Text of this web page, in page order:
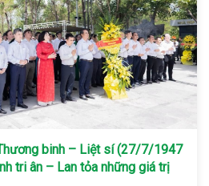
binh – Liệt sí (27/7/1947
tri ân – Lan tỏa những giá trị